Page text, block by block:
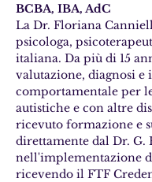
BCBA, IBA, AdC
La Dr. Floriana
psicologa,
italiana. Da più di 15
valutazione, diagnosi e
comportamentale per
autistiche e con altre
ricevuto formazione e
direttamente dal Dr. G.
nell'implementazione
ricevendo il FTF